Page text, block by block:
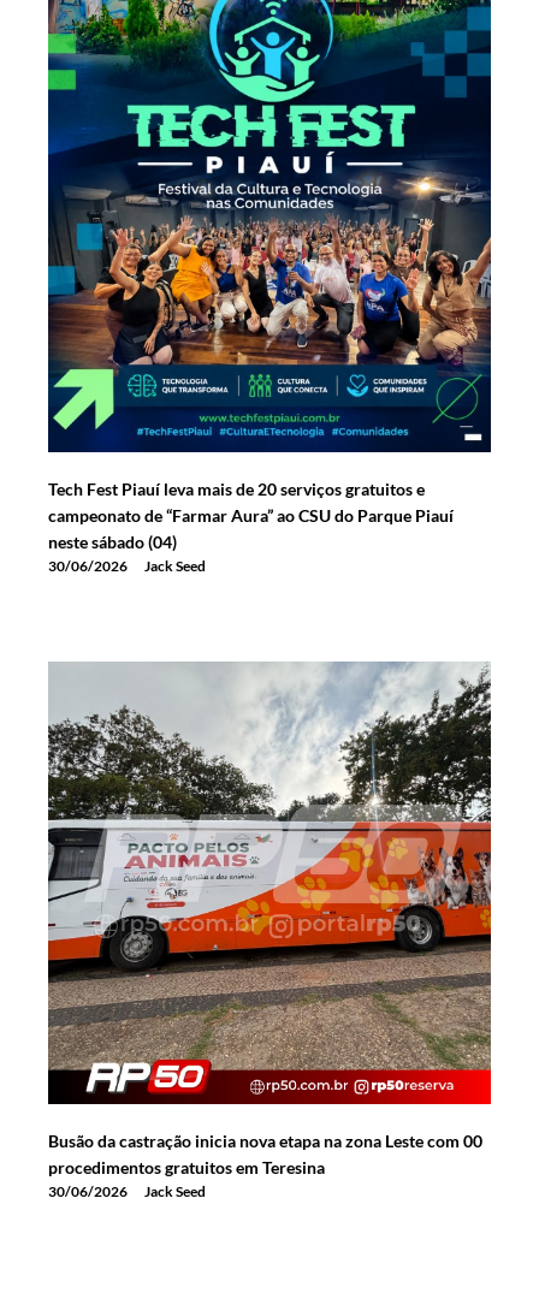
Tech Fest Piauí leva mais de 20 serviços gratuitos e
campeonato de “Farmar Aura” ao CSU do Parque Piauí
neste sábado (04)
30/06/2026 Jack Seed
Busão da castração inicia nova etapa na zona Leste com 00
procedimentos gratuitos em Teresina
30/06/2026 Jack Seed